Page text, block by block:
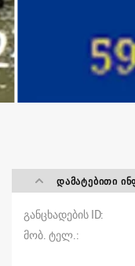
ᲓᲐᲛᲐᲢᲔᲑᲘᲗᲘ
განცხადების ID
მობ. ტელ.